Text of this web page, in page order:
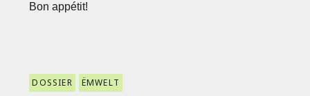
Bon appétit!
DOSSIER ËMWELT